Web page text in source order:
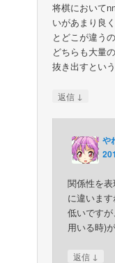
将棋において
いがあまり良
とどこが違う
どちらも大量
抜き出すとい
返信 ↓
や
関係性を
に違いま
低いです
用いる時)
返信 ↓